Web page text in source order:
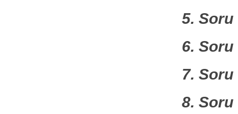
5. Soru
6. Soru
7. Soru
8. Soru